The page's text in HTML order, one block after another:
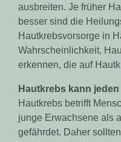
ausbreiten. Je früher
besser sind die
Hautkrebsvorsorge in
Wahrscheinlichkeit,
erkennen, die auf
Hautkrebs kann
Hautkrebs betrifft
junge Erwachsene als
gefährdet. Daher